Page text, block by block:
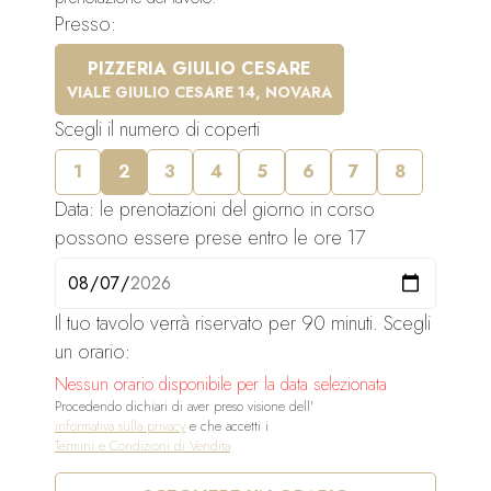
Presso:
PIZZERIA GIULIO CESARE
VIALE GIULIO CESARE 14, NOVARA
Scegli il numero di coperti
1 2 3 4 5 6 7 8
Data: le prenotazioni del giorno in corso
possono essere prese entro le ore 17
Il tuo tavolo verrà riservato per 90 minuti. Scegli
un orario:
Nessun orario disponibile per la data selezionata
Procedendo dichiari di aver preso visione dell'
informativa sulla privacy e che accetti i
Termini e Condizioni di Vendita